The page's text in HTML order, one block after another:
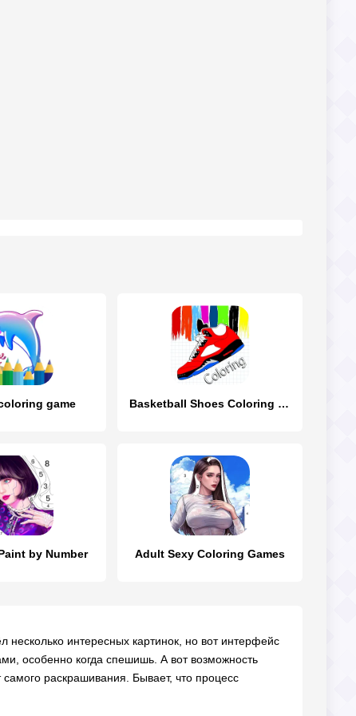
game Basketball Shoes Coloring Book
by Number Adult Sexy Coloring Games
несколько интересных картинок, но вот интерфейс
особенно когда спешишь. А вот возможность
самого раскрашивания. Бывает, что процесс